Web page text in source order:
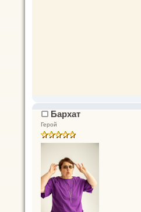
Бархат
Герой